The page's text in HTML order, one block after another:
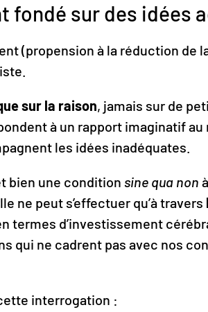
fondé sur des idées
(propension à la réduction de
sur la raison, jamais sur de
à un rapport imaginatif
les idées inadéquates.
bien une condition sine qua non
ne peut s’effectuer qu’à travers
termes d’investissement
qui ne cadrent pas avec nos
interrogation :